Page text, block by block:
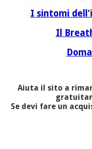
I sintomi
Il
Aiuta il sito a
Se devi fare un